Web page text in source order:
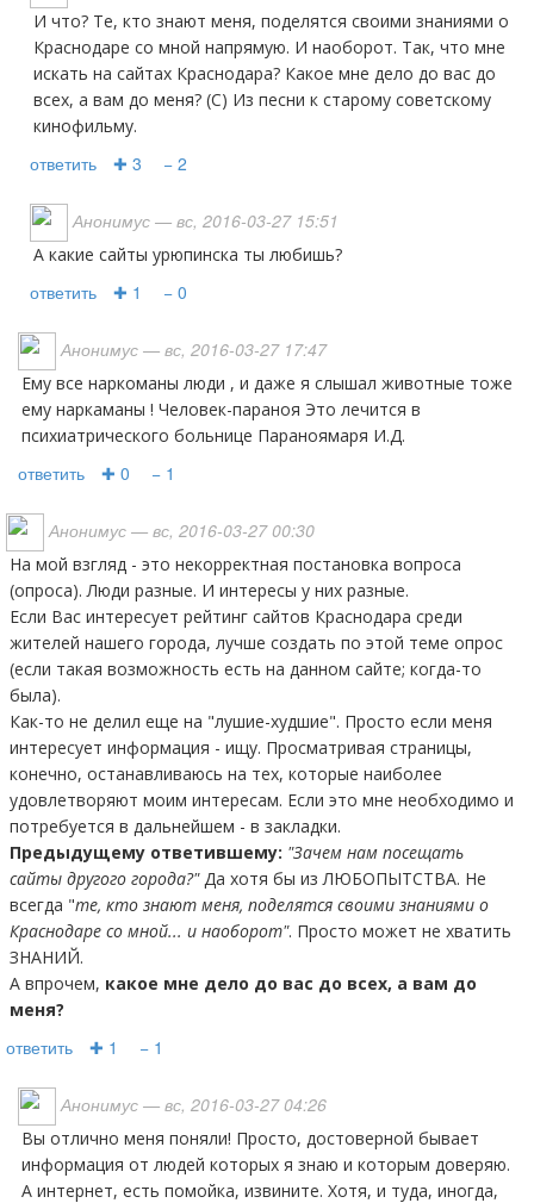
И что? Те, кто знают меня, поделятся своими знаниями о
Краснодаре со мной напрямую. И наоборот. Так, что мне
искать на сайтах Краснодара? Какое мне дело до вас до
всех, а вам до меня? (С) Из песни к старому советскому
кинофильму.
ответить ✚ 3 − 2
Анонимус — вс, 2016-03-27 15:51
а какие сайты урюпинска ты любишь?
ответить ✚ 1 − 0
Анонимус — вс, 2016-03-27 17:47
Ему все наркоманы люди , и даже я слышал животные тоже
ему наркаманы ! Человек-параноя Это лечится в
психиатрического больнице Параноямаря И.Д.
ответить ✚ 0 − 1
Анонимус — вс, 2016-03-27 00:30
На мой взгляд - это некорректная постановка вопроса
(опроса). Люди разные. И интересы у них разные.
Если Вас интересует рейтинг сайтов Краснодара среди
жителей нашего города, лучше создать по этой теме опрос
(если такая возможность есть на данном сайте; когда-то
была).
Как-то не делил еще на "лушие-худшие". Просто если меня
интересует информация - ищу. Просматривая страницы,
конечно, останавливаюсь на тех, которые наиболее
удовлетворяют моим интересам. Если это мне необходимо и
потребуется в дальнейшем - в закладки.
Предыдущему ответившему: "Зачем нам посещать
сайты другого города?"Да хотя бы из ЛЮБОПЫТСТВА. Не
всегда "те, кто знают меня, поделятся своими знаниями о
Краснодаре со мной... и наоборот". Просто может не хватить
ЗНАНИЙ.
А впрочем, какое мне дело до вас до всех, а вам до
меня?
ответить ✚ 1 − 1
Анонимус — вс, 2016-03-27 04:26
Вы отлично меня поняли! Просто, достоверной бывает
информация от людей которых я знаю и которым доверяю.
А интернет, есть помойка, извините. Хотя, и туда, иногда,